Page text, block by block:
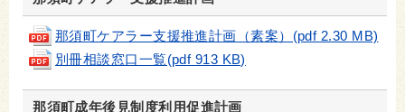
那須町ケアラー支援推進計画（素案）(pdf 2.30 MB)
別冊相談窓口一覧(pdf 913 KB)
那須町成年後見制度利用促進計画